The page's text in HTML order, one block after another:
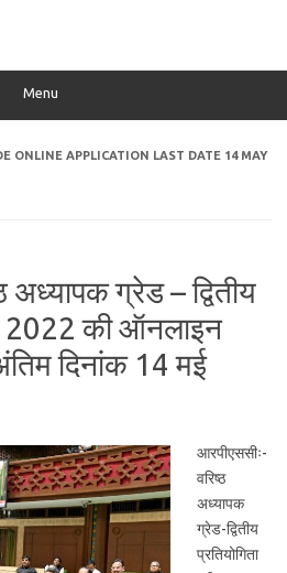
Menu
ONLINE APPLICATION LAST DATE 14 MAY
ग्रेड – द्वितीय
2022 की ऑनलाइन
दिनांक 14 मई
आरपीएससीः-
वरिष्ठ
अध्यापक
ग्रेड-द्वितीय
प्रतियोगिता